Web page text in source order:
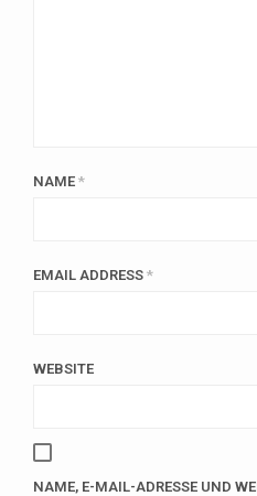
NAME *
EMAIL ADDRESS *
WEBSITE
NAME, E-MAIL-ADRESSE UND